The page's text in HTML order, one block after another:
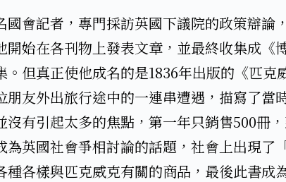
國會記者，專門採訪英國下議院的政策辯論
開始在各刊物上發表文章，並最終收集成《
。但真正使他成名的是1836年出版的《匹克
朋友外出旅行途中的一連串遭遇，描寫了當
有引起太多的焦點，第一年只銷售500冊，
為英國社會爭相討論的話題，社會上出現了
種各樣與匹克威克有關的商品，最後此書成